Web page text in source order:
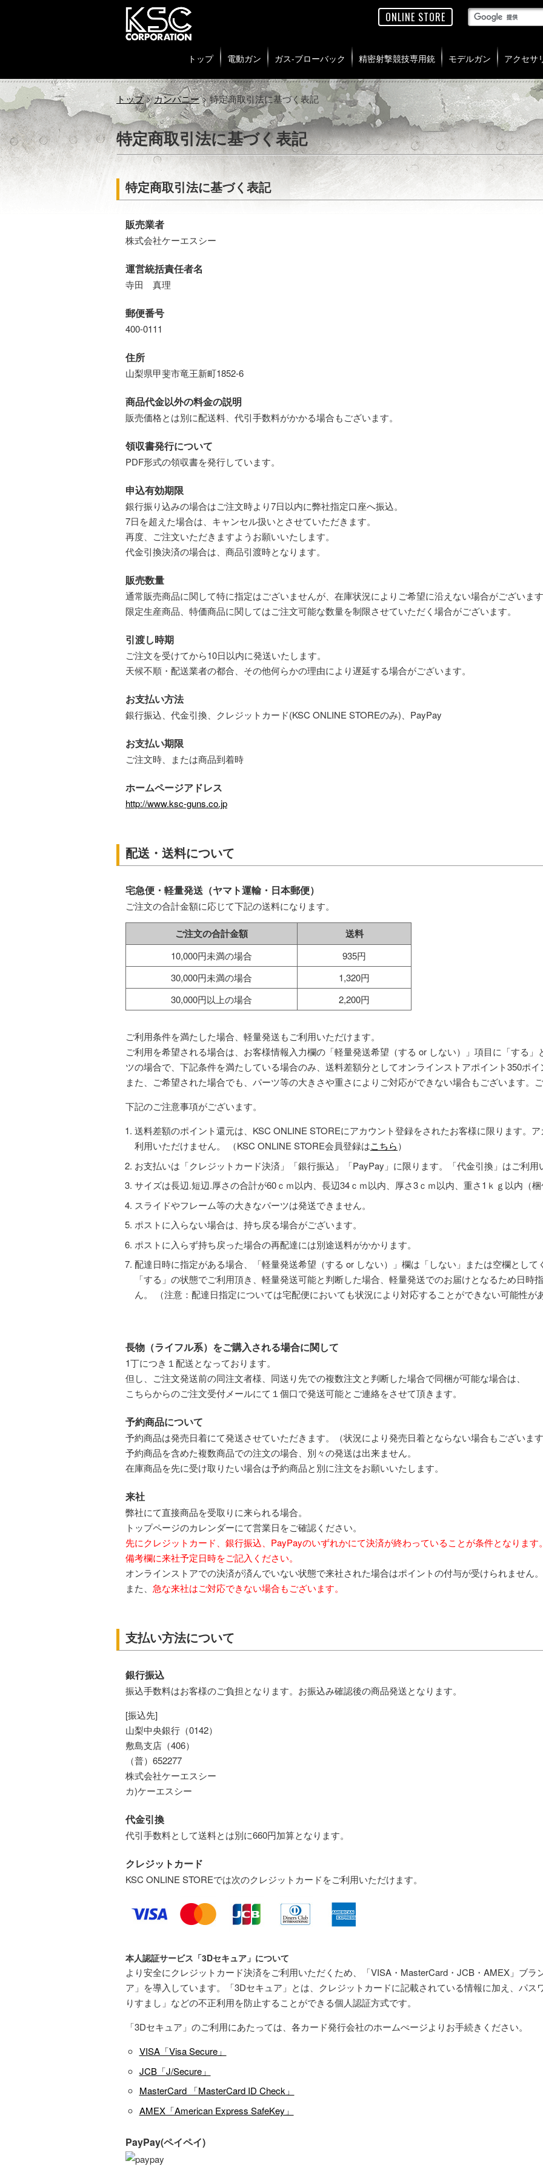
ONLINE STORE
トップ 電動ガン ガス-ブローバック 精密射撃競技専用銃 モデルガン アクセサ
トップ>カンパニー> 特定商取引法に基づく表記
特定商取引法に基づく表記
特定商取引法に基づく表記
販売業者
株式会社ケーエスシー
運営統括責任者名
寺田 真理
郵便番号
400-0111
住所
山梨県甲斐市竜王新町1852-6
商品代金以外の料金の説明
販売価格とは別に配送料、代引手数料がかかる場合もございます。
領収書発行について
PDF形式の領収書を発行しています。
申込有効期限
銀行振り込みの場合はご注文時より7日以内に弊社指定口座へ振込。
7日を超えた場合は、キャンセル扱いとさせていただきます。
再度、ご注文いただきますようお願いいたします。
代金引換決済の場合は、商品引渡時となります。
販売数量
通常販売商品に関して特に指定はございませんが、在庫状況によりご希望に沿えない場合がございます
限定生産商品、特価商品に関してはご注文可能な数量を制限させていただく場合がございます。
引渡し時期
ご注文を受けてから10日以内に発送いたします。
天候不順・配送業者の都合、その他何らかの理由により遅延する場合がございます。
お支払い方法
銀行振込、代金引換、クレジットカード(KSC ONLINE STOREのみ)、PayPay
お支払い期限
ご注文時、または商品到着時
ホームページアドレス
http://www.ksc-guns.co.jp
配送・送料について
宅急便・軽量発送（ヤマト運輸・日本郵便）
ご注文の合計金額に応じて下記の送料になります。
ご注文の合計金額 送料
10,000円未満の場合
935円
30,000円未満の場合
1,320円
30,000円以上の場合
2,200円
ご利用条件を満たした場合、軽量発送もご利用いただけます。
ご利用を希望される場合は、お客様情報入力欄の「軽量発送希望（する or しない）」項目に「する
ツの場合で、下記条件を満たしている場合のみ、送料差額分としてオンラインストアポイント350ポイ
また、ご希望された場合でも、パーツ等の大きさや重さによりご対応ができない場合もございます。ご
下記のご注意事項がございます。
送料差額のポイント還元は、KSC ONLINE STOREにアカウント登録をされたお客様に限ります。
利用いただけません。 （KSC ONLINE STORE会員登録はこちら）
お支払いは「クレジットカード決済」「銀行振込」「PayPay」に限ります。「代金引換」はご利用
サイズは長辺.短辺.厚さの合計が60ｃｍ以内、長辺34ｃｍ以内、厚さ3ｃｍ以内、重さ1ｋｇ以内（梱
スライドやフレーム等の大きなパーツは発送できません。
ポストに入らない場合は、持ち戻る場合がございます。
ポストに入らず持ち戻った場合の再配達には別途送料がかかります。
配達日時に指定がある場合、「軽量発送希望（する or しない）」欄は「しない」または空欄として
「する」の状態でご利用頂き、軽量発送可能と判断した場合、軽量発送でのお届けとなるため日時
ん。 （注意：配達日指定については宅配便においても状況により対応することができない可能性が
長物（ライフル系）をご購入される場合に関して
1丁につき１配送となっております。
但し、ご注文発送前の同注文者様、同送り先での複数注文と判断した場合で同梱が可能な場合は、
こちらからのご注文受付メールにて１個口で発送可能とご連絡をさせて頂きます。
予約商品について
予約商品は発売日着にて発送させていただきます。（状況により発売日着とならない場合もございます
予約商品を含めた複数商品での注文の場合、別々の発送は出来ません。
在庫商品を先に受け取りたい場合は予約商品と別に注文をお願いいたします。
来社
弊社にて直接商品を受取りに来られる場合。
トップページのカレンダーにて営業日をご確認ください。
先にクレジットカード、銀行振込、PayPayのいずれかにて決済が終わっていることが条件となります。
備考欄に来社予定日時をご記入ください。
オンラインストアでの決済が済んでいない状態で来社された場合はポイントの付与が受けられません。
また、 急な来社はご対応できない場合もございます。
支払い方法について
銀行振込
振込手数料はお客様のご負担となります。お振込み確認後の商品発送となります。
[振込先]
山梨中央銀行（0142）
敷島支店（406）
（普）652277
株式会社ケーエスシー
カ)ケーエスシー
代金引換
代引手数料として送料とは別に660円加算となります。
クレジットカード
KSC ONLINE STOREでは次のクレジットカードをご利用いただけます。
本人認証サービス「3Dセキュア」について
より安全にクレジットカード決済をご利用いただくため、「VISA・MasterCard・JCB・AMEX」ブラ
ア」を導入しています。「3Dセキュア」とは、クレジットカードに記載されている情報に加え、パス
りすまし」などの不正利用を防止することができる個人認証方式です。
「3Dセキュア」のご利用にあたっては、各カード発行会社のホームぺージよりお手続きください。
VISA「Visa Secure」
JCB「J/Secure」
MasterCard 「MasterCard ID Check」
AMEX「American Express SafeKey」
PayPay(ペイペイ)